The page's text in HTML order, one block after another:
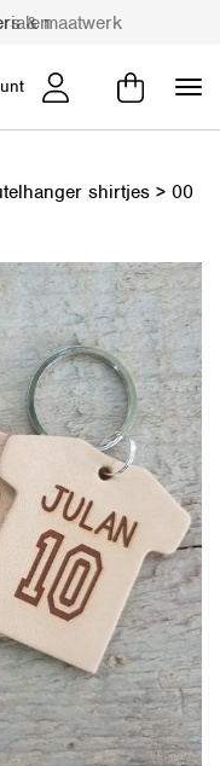
shirtjes > 00